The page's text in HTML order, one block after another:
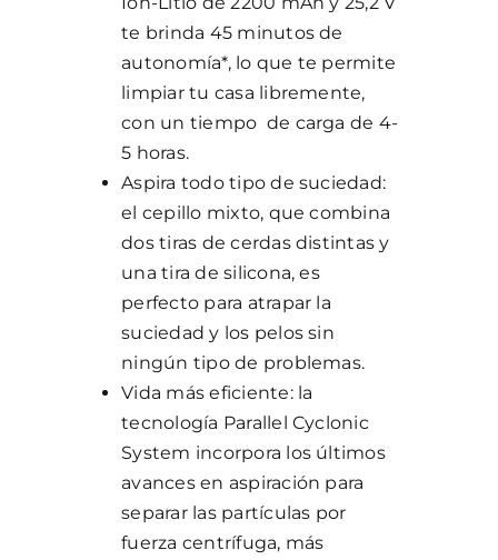
te brinda 45 minutos de
autonomía*, lo que te permite
limpiar tu casa libremente,
con un tiempo de carga de 4-
5 horas.
Aspira todo tipo de suciedad:
el cepillo mixto, que combina
dos tiras de cerdas distintas y
una tira de silicona, es
perfecto para atrapar la
suciedad y los pelos sin
ningún tipo de problemas.
Vida más eficiente: la
tecnología Parallel Cyclonic
System incorpora los últimos
avances en aspiración para
separar las partículas por
fuerza centrífuga, más